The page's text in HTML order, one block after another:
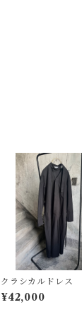
クラシカルドレス
¥42,000